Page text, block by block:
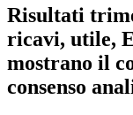
Risultati
ricavi, utile,
mostrano il
consenso